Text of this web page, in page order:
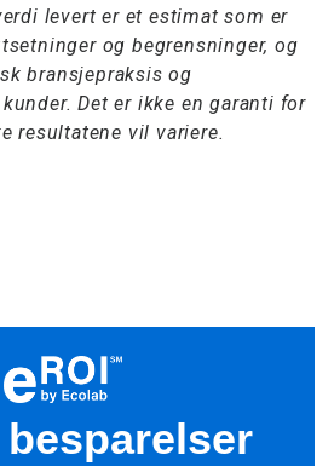
levert er et estimat som er
og begrensninger, og
bransjepraksis og
Det er ikke en garanti for
resultatene vil variere.